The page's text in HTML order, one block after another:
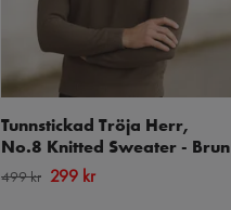
Tunnstickad Tröja Herr,
No.8 Knitted Sweater - Brun
499 kr 299 kr